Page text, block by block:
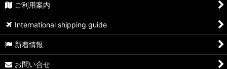
ご利用案内
International shipping guide
新着情報
お問い合せ